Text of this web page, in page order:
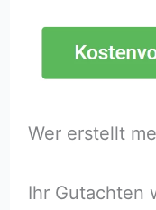
Wer erstellt
Ihr Gutachten